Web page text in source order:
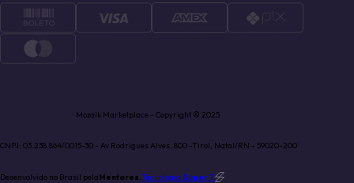
Mozaik Marketplace - Copyright © 2025.
CNPJ: 03.238.864/0015-30 - Av Rodrigues Alves, 800 -Tirol, Natal/RN - 59020-200
Desenvolvido no Brasil pelaMentores.Tecnologia Super 1.